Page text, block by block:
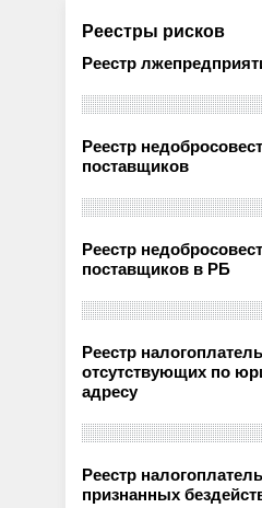
Реестры рисков
Реестр
Реестр
поставщиков
Реестр
поставщиков в РБ
Реестр
отсутствующих по
адресу
Реестр
признанных